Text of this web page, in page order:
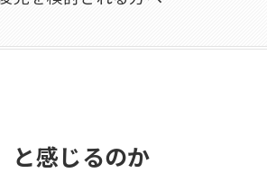
と感じるのか